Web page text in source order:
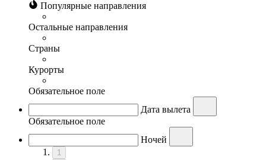
Популярные направления
Остальные направления
Страны
Курорты
Обязательное поле
Дата вылета
Обязательное поле
Ночей
1